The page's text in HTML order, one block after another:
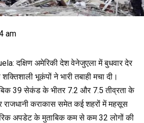
am
दक्षिण अमेरिकी देश वेनेजुएला में बुधवार देर
भूकंपों ने भारी तबाही मचा दी।
39 सेकंड के भीतर 7.2 और 7.5 तीव्रता के
कराकास समेत कई शहरों में महसूस
अपडेट के मुताबिक कम से कम 32 लोगों की